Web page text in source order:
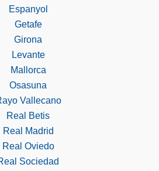
Espanyol
Getafe
Girona
Levante
Mallorca
Osasuna
Vallecano
Real Betis
Real Madrid
Real Oviedo
Sociedad